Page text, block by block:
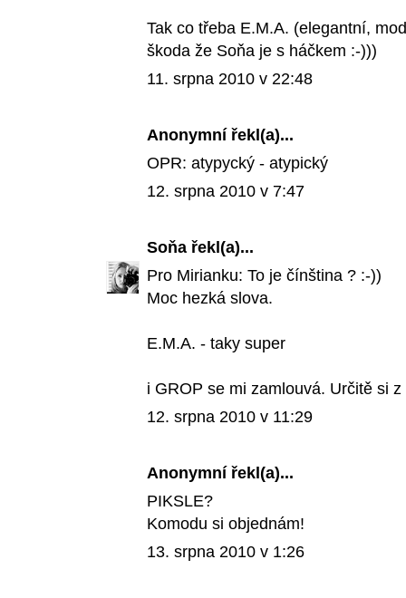
Tak co třeba E.M.A. (elegantní,
škoda že Soňa je s háčkem :-)))
11. srpna 2010 v 22:48
Anonymní řekl(a)...
OPR: atypycký - atypický
12. srpna 2010 v 7:47
Soňa řekl(a)...
Pro Mirianku: To je čínština ? :-))
Moc hezká slova.
E.M.A. - taky super
i GROP se mi zamlouvá. Určitě si
12. srpna 2010 v 11:29
Anonymní řekl(a)...
PIKSLE?
Komodu si objednám!
13. srpna 2010 v 1:26